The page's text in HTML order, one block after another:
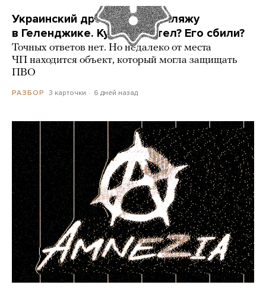
Украинский дрон попал по пляжу
в Геленджике. Куда он летел? Его сбили?
Точных ответов нет. Но недалеко от места
ЧП находится объект, который могла защищать
ПВО
РАЗБОР 3 карточки 6 дней назад